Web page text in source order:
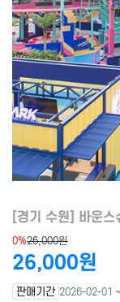
[경기 수원] 바운스
0%26,000원
26,000원
판매기간 2026-02-01